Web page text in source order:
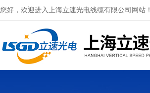
您好，欢迎进入上海立速光电线缆有限公司网站！